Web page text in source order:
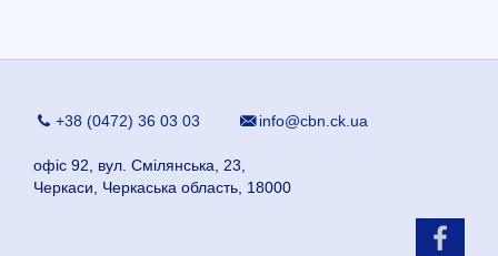
+38 (0472) 36 03 03 info@cbn.ck.ua
офіс 92, вул. Смілянська, 23,
Черкаси, Черкаська область, 18000